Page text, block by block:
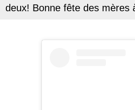
deux! Bonne fête des mères